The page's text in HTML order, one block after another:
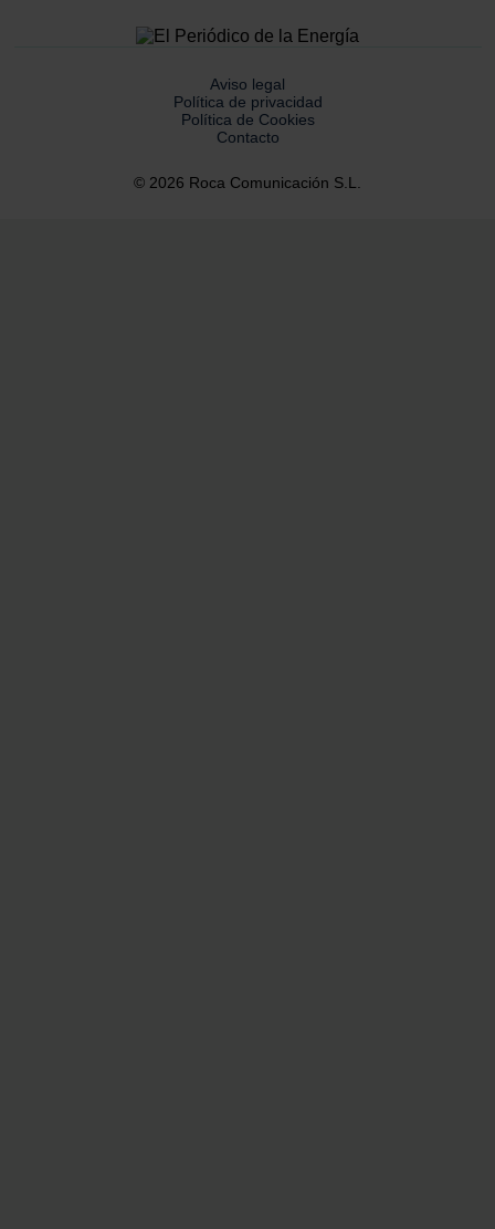
Aviso legal
Política de privacidad
Política de Cookies
Contacto
© 2026 Roca Comunicación S.L.